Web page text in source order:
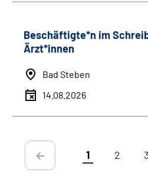
Beschäftigte*n im
Ärzt*innen
Bad Steben
14.08.2026
1 2 3